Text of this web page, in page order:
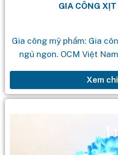
GIA CÔNG
Gia công mỹ phẩm: Gia
ngủ ngon. OCM Việt
Xem